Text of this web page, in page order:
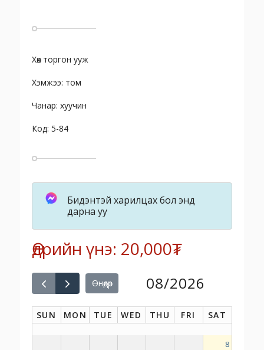
Хөх торгон ууж
Хэмжээ: том
Чанар: хуучин
Код: 5-84
Бидэнтэй харилцах бол энд
дарна уу
Өдрийн үнэ: 20,000₮
Өнөөдөр 08/2026
SUN MON TUE WED THU FRI SAT
8